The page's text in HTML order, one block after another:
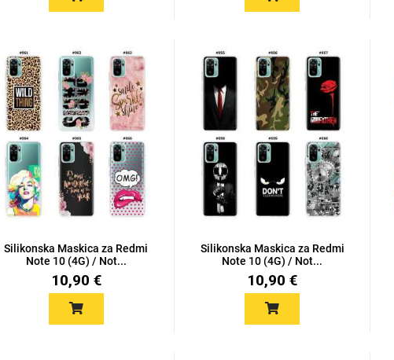
Silikonska Maskica za Redmi
Note 10 (4G) / Not...
10,90 €
Silikonska Maskica za Redmi
Note 10 (4G) / Not...
10,90 €